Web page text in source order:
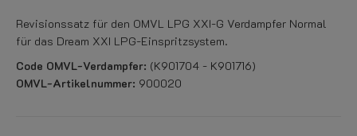
Revisionssatz für den OMVL LPG XXI-G Verdampfer Normal
für das Dream XXI LPG-Einspritzsystem.
Code OMVL-Verdampfer: (K901704 - K901716)
OMVL-Artikelnummer: 900020